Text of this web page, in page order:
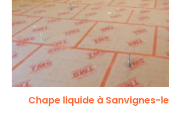
Chape liquide à Sanvignes-